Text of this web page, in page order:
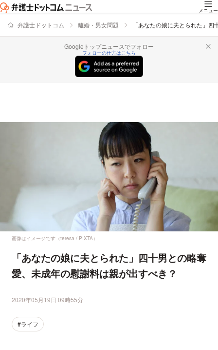
メニュー
弁護士ドットコム 離婚・男女問題 「あなたの娘に夫とられた」
Googleトップニュースでフォロー
フォローの仕方はこちら
画像はイメージです（teresa / PIXTA）
「あなたの娘に夫とられた」四十男との略奪
愛、未成年の慰謝料は親が出すべき？
2020年05月19日 09時55分
#ライフ